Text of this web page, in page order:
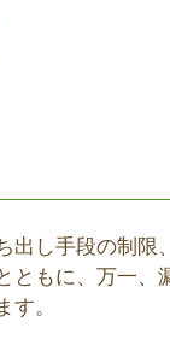
出し手段の制限
ともに、万一、
。